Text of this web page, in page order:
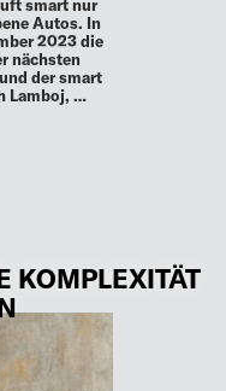
smart nur
Autos. In
2023 die
nächsten
der smart
Lamboj, …
KOMPLEXITÄT